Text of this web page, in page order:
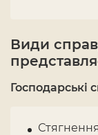
Види
Господарські